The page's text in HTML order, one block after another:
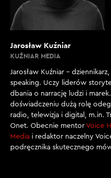
Jarosław Kuźniar
KUŹNIAR MEDIA
Jarosław Kuźniar –
speaking. Uczy liderów
dbania o narrację ludzi i
doświadczeniu dużą rolę
radio, telewizja i digital, m.in.
Onet. Obecnie mentor Voice
Media i redaktor naczelny
podręcznika skutecznego